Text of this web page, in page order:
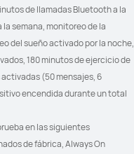
_
de llamadas Bluetooth a la
semana, monitoreo de la
del sueño activado por la noche,
180 minutos de ejercicio de
(50 mensajes, 6
encendida durante un total
en las siguientes
de fábrica, Always On